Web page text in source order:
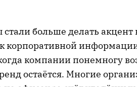
больше делать акцент
корпоративной
компании понемногу
остаётся. Многие